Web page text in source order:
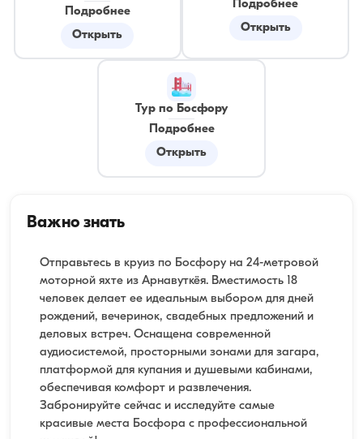
Подробнее
Открыть
Подробнее
Открыть
Тур по Босфору
Подробнее
Открыть
Важно знать
Отправьтесь в круиз по Босфору на 24-метровой
моторной яхте из Арнавуткёя. Вместимость 18
человек делает ее идеальным выбором для дней
рождений, вечеринок, свадебных предложений и
деловых встреч. Оснащена современной
аудиосистемой, просторными зонами для загара,
платформой для купания и душевыми кабинами,
обеспечивая комфорт и развлечения.
Забронируйте сейчас и исследуйте самые
красивые места Босфора с профессиональной